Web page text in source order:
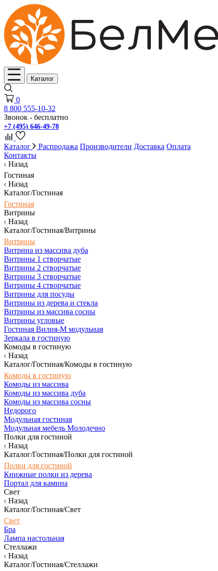
Каталог
0
8 800 555-10-32
Звонок - бесплатно
+7 (495) 646-49-78
Каталог Распродажа Производители Доставка Оплата
Контакты
Назад
Гостиная
Назад
Каталог/Гостиная
Гостиная
Витрины
Назад
Каталог/Гостиная/Витрины
Витрины
Витрина из массива дуба
Витрины 1 створчатые
Витрины 2 створчатые
Витрины 3 створчатые
Витрины 4 створчатые
Витрины для посуды
Витрины из дерева и стекла
Витрины из массива сосны
Витрины угловые
Гостиная Вилия-М модульная
Зеркала в гостиную
Комоды в гостиную
Назад
Каталог/Гостиная/Комоды в гостиную
Комоды в гостиную
Комоды из массива
Комоды из массива дуба
Комоды из массива сосны
Недорого
Модульная гостиная
Модульная мебель Молодечно
Полки для гостиной
Назад
Каталог/Гостиная/Полки для гостиной
Полки для гостиной
Книжные полки из дерева
Портал для камина
Свет
Назад
Каталог/Гостиная/Свет
Свет
Бра
Лампа настольная
Стеллажи
Назад
Каталог/Гостиная/Стеллажи